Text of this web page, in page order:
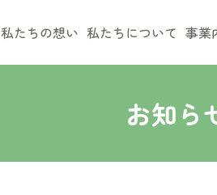
私たちの想い 私たちについて 事業
お知ら